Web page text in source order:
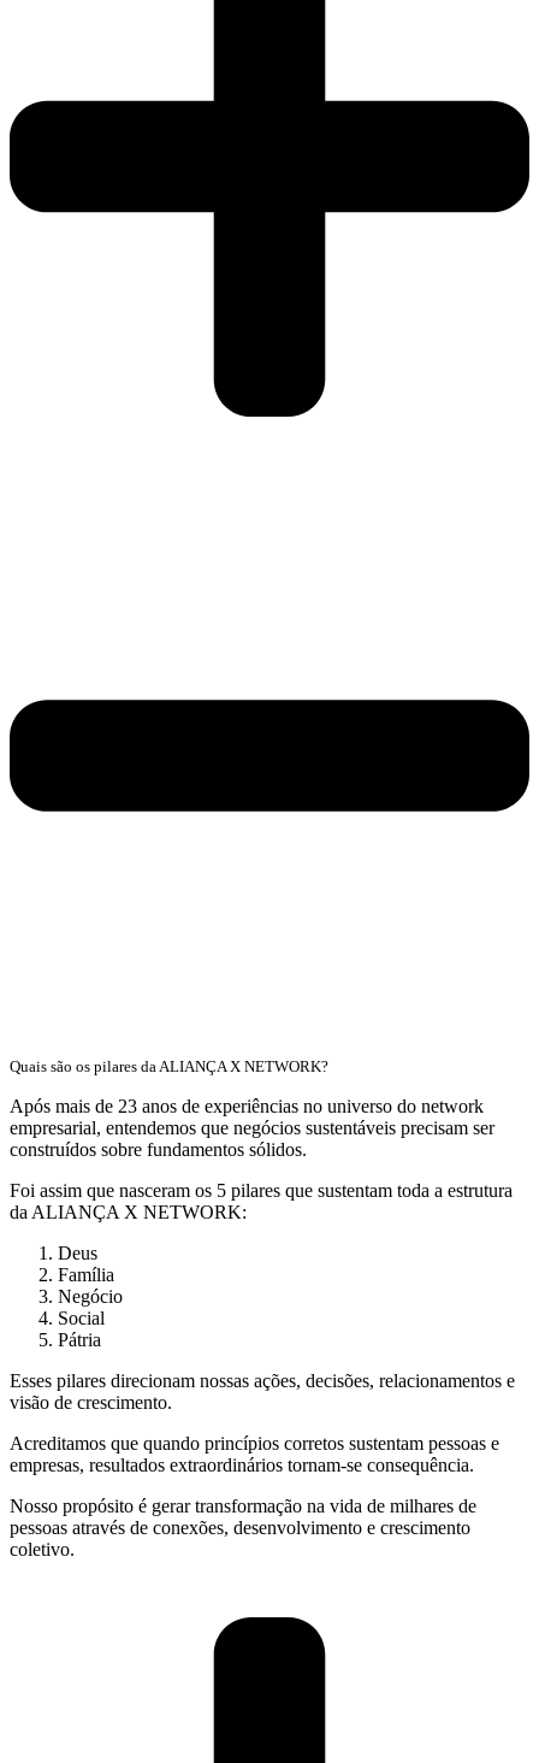
Quais são os pilares da ALIANÇA X NETWORK?
Após mais de 23 anos de experiências no universo do network
empresarial, entendemos que negócios sustentáveis precisam ser
construídos sobre fundamentos sólidos.
Foi assim que nasceram os 5 pilares que sustentam toda a estrutura
da ALIANÇA X NETWORK:
Deus
Família
Negócio
Social
Pátria
Esses pilares direcionam nossas ações, decisões, relacionamentos e
visão de crescimento.
Acreditamos que quando princípios corretos sustentam pessoas e
empresas, resultados extraordinários tornam-se consequência.
Nosso propósito é gerar transformação na vida de milhares de
pessoas através de conexões, desenvolvimento e crescimento
coletivo.